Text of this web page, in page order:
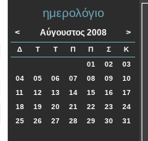
ημερολόγιο
< Αύγουστος 2008 >
Δ Τ Τ Π Π Σ
Κ
01
02
03
04
05 06 07 08 09
10
11
12 13 14 15 16
17
18
19 20 21 22 23
24
25
26 27 28 29 30 31